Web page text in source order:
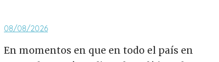
08/08/2026
En momentos en que en todo el país en